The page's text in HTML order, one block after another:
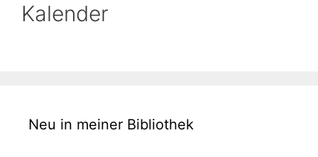
Kalender
Neu in meiner Bibliothek